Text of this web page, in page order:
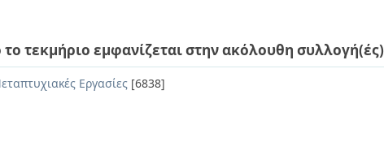
το τεκμήριο εμφανίζεται στην ακόλουθη συλλογή(ές)
Εργασίες [6838]